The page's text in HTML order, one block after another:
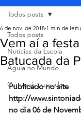
Todos posts
Notícias da Escola
Águia no Mundo
Carnavais passados
Todos posts
Vem aí a
Batucada da
6 de nov. de 2018 1 min de
Publicado no site
http://
no dia 06 de